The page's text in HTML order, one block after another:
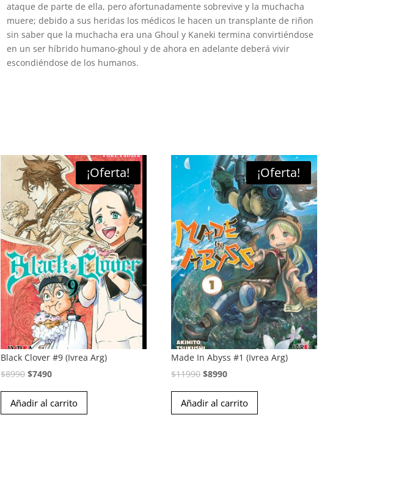
ataque de parte de ella, pero afortunadamente sobrevive y la muchacha
muere; debido a sus heridas los médicos le hacen un transplante de riñon
sin saber que la muchacha era una Ghoul y Kaneki termina convirtiéndose
en un ser híbrido humano-ghoul y de ahora en adelante deberá vivir
escondiéndose de los humanos.
¡Oferta!
Black Clover #9 (Ivrea Arg)
$8990El
precio
original
$7490El
precio
actual
Añadir al carrito
¡Oferta!
Made In Abyss #1 (Ivrea Arg)
$11990El
precio
original
$8990El
precio
actual
Añadir al carrito